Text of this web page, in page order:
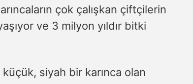
çok çalışkan çiftçilerin
ve 3 milyon yıldır bitki
siyah bir karınca olan